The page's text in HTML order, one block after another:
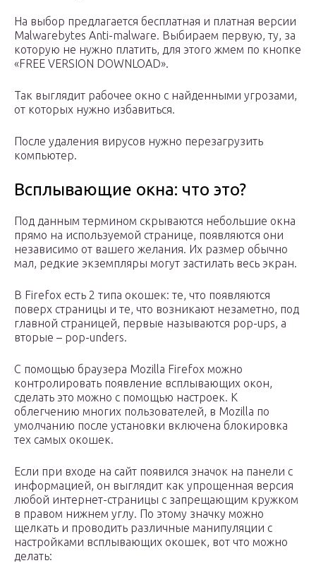
На выбор предлагается бесплатная и платная версии
Malwarebytes Anti-malware. Выбираем первую, ту, за
которую не нужно платить, для этого жмем по кнопке
«FREE VERSION DOWNLOAD».
Так выглядит рабочее окно с найденными угрозами,
от которых нужно избавиться.
После удаления вирусов нужно перезагрузить
компьютер.
Всплывающие окна: что это?
Под данным термином скрываются небольшие окна
прямо на используемой странице, появляются они
независимо от вашего желания. Их размер обычно
мал, редкие экземпляры могут застилать весь экран.
В Firefox есть 2 типа окошек: те, что появляются
поверх страницы и те, что возникают незаметно, под
главной страницей, первые называются pop-ups, а
вторые – pop-unders.
С помощью браузера Mozilla Firefox можно
контролировать появление всплывающих окон,
сделать это можно с помощью настроек. К
облегчению многих пользователей, в Mozilla по
умолчанию после установки включена блокировка
тех самых окошек.
Если при входе на сайт появился значок на панели с
информацией, он выглядит как упрощенная версия
любой интернет-страницы с запрещающим кружком
в правом нижнем углу. По этому значку можно
щелкать и проводить различные манипуляции с
настройками всплывающих окошек, вот что можно
делать: